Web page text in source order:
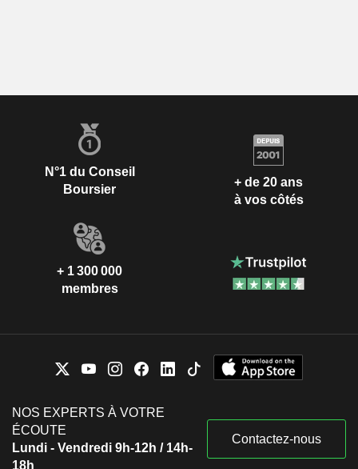
N°1 du Conseil
Boursier
+ de 20 ans
à vos côtés
+ 1 300 000
membres
NOS EXPERTS À VOTRE
ÉCOUTE
Lundi - Vendredi 9h-12h / 14h-
18h
Contactez-nous